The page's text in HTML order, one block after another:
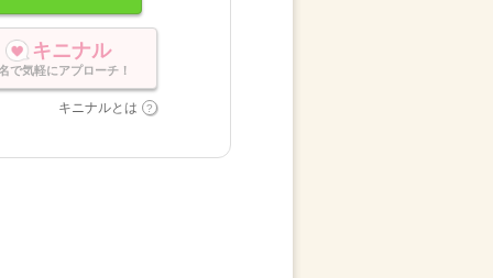
キニナル
で気軽にアプローチ！
キニナルとは